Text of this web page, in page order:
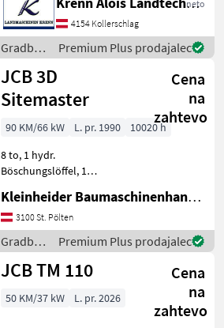
neto
DEUTZ- Motor 4Zyl. ohne
Abgasnachbehandlung.
gorivo: Dizel, hidrostatsko,
h
4154 Kollerschlag
Gradbeni
stroji /
JCB
Premium Plus prodajalec
JCB 3D
Sitemaster
Cena
na
zahtevo
90 KM/66 kW L. pr. 1990
10020 h
8 to, 1 hydr.
Böschungslöffel, 1
hydr. SW JCB Gradbeni
stroji Bagerski nakladalnik
Kleinheider Baumaschinenhandel GmbH.
3100 St. Pölten
Gradbeni
stroji /
JCB
Premium Plus prodajalec
JCB TM 110
Cena
na
zahtevo
50 KM/37 kW L. pr. 2026